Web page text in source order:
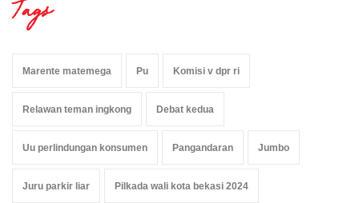
Tags
Marente matemega Pu Komisi v dpr ri
Relawan teman ingkong Debat kedua
Uu perlindungan konsumen Pangandaran Jumbo
Juru parkir liar Pilkada wali kota bekasi 2024